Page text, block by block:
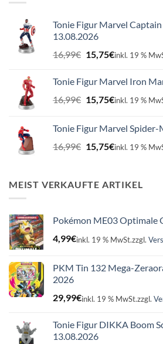
Tonie Figur Marvel
13.08.2026
16,99€ Ursprünglicher
Preis
16,99€
15,75€Aktueller
15,75€.
inkl. 19 %
Tonie Figur Marvel Iron
16,99€ Ursprünglicher
Preis
16,99€
15,75€Aktueller
15,75€.
inkl. 19 %
Tonie Figur Marvel Spider-
16,99€ Ursprünglicher
Preis
16,99€
15,75€Aktueller
15,75€.
inkl. 19 %
MEIST VERKAUFTE ARTIKEL
Pokémon ME03 Optimale
4,99€inkl. 19 % MwSt.zzgl.
PKM Tin 132 Mega-
2026
29,99€inkl. 19 % MwSt.zzgl.
Tonie Figur DIKKA Boom
13.08.2026